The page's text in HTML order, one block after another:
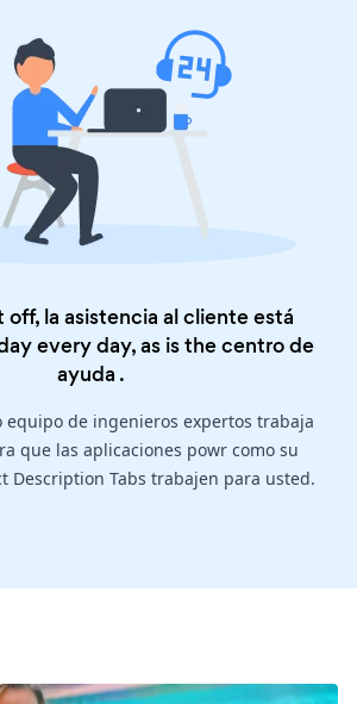
la asistencia al cliente está
every day, as is thecentro de
ayuda .
equipo de ingenieros expertos trabaja
que las aplicaciones powr como su
Description Tabs trabajen para usted.